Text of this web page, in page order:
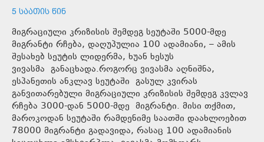
5 ᲡᲐᲐᲗᲘᲡ ᲬᲘᲜ
მიგრაციული კრიზისის შემდეგ სეუტაში 5000-მდე
მიგრანტი რჩება, დაღუპულია 100 ადამიანი, – ამის
შესახებ სეუტის ლიდერმა, ხუან ხესუს
ვივასმა განაცხადა.როგორც ვივასმა აღნიშნა,
ესპანეთის ანკლავ სეუტაში გასულ კვირას
განვითარებული მიგრაციული კრიზისის შემდეგ კვლავ
რჩება 3000-დან 5000-მდე მიგრანტი. მისი თქმით,
მაროკოდან სეუტაში რამდენიმე საათში დაახლოებით
78000 მიგრანტი გადავიდა, რასაც 100 ადამიანის